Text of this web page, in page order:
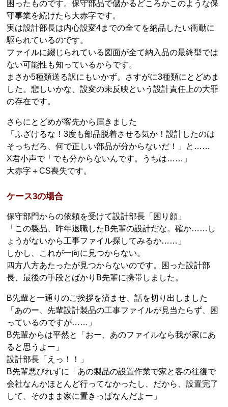
困ったものです。保守部品で儲かるどころかこのような保
守事業を続けたら大赤字です。
実は設計部長は内心設変4までの全てを納品したい衝動に
駆られているのです。
ファイルに綴じられている図面が全て納入品の最終型では
ない可能性も知っているからです。
まさか5種類送る訳にもいかず。さすがに3種類にとどめま
した。悲しいかな、設変の未反映という設計責任上の大罪
の存在です。
さらにとどめが客先から届きました
「ふざけるな！3度も部品脱着させる気か！設計したのは
そっちだろ、何で正しい部品が分からないだ！」と……
X君小声で「でも分からないんです。うちは……」
大赤字＋CS喪失です。
ケース3の場合
保守部門からの依頼を受けて設計部長「困り顔」
「この製品、昨年退職したB先輩の設計だな。確か……し
ょうがないから工事ファイル探してみるか……」
しかし、これが一向に見つからない。
四方八方あたったが見つからないのです。困った設計部
長、最後の手段とばかりB先輩に携帯しました。
B先輩と一通りのご挨拶を済ませ、話を切り出しました
「あのー、先輩設計製品の工事ファイルが見当たらず、困
っているのですが……」
B先輩からは平然と「おー、あのファイルなら我が家にあ
ると思うよー」
設計部長「えっ！！」
B先輩悪びれずに「あの製品の設置作業で家と客の往復で
会社なんかほとんど行ってなかったし、だから、設置完了
して、そのまま家に置きっぱなんだよー」